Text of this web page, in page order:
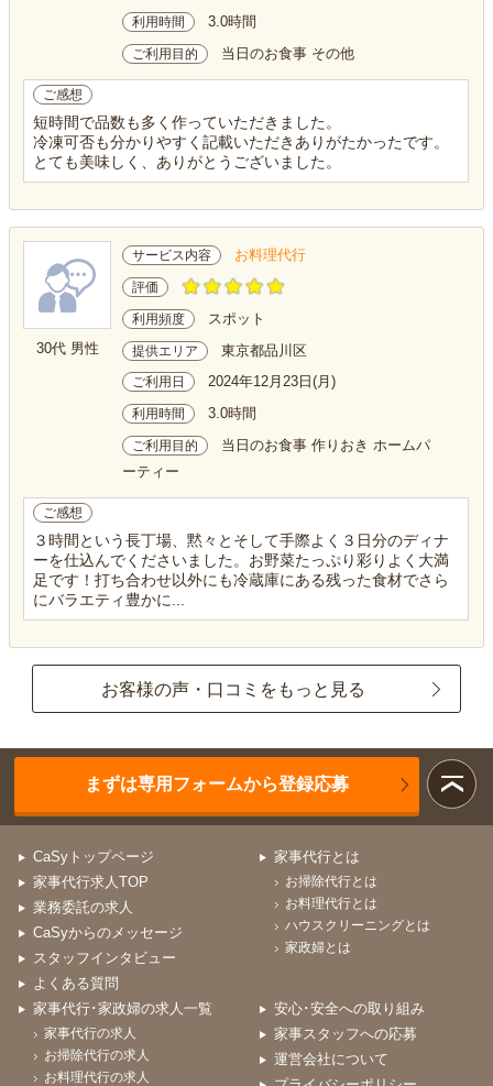
利用時間 3.0時間
ご利用目的 当日のお食事 その他
ご感想
短時間で品数も多く作っていただきました。
冷凍可否も分かりやすく記載いただきありがたかったです。
とても美味しく、ありがとうございました。
30代 男性
サービス内容 お料理代行
評価
利用頻度 スポット
提供エリア 東京都品川区
ご利用日 2024年12月23日(月)
利用時間 3.0時間
ご利用目的
当日のお食事 作りおき ホームパ
ーティー
ご感想
３時間という長丁場、黙々とそして手際よく３日分のディナ
ーを仕込んでくださいました。お野菜たっぷり彩りよく大満
足です！打ち合わせ以外にも冷蔵庫にある残った食材でさら
にバラエティ豊かに...
お客様の声・口コミをもっと見る
まずは専用フォームから登録応募
CaSyトップページ
家事代行求人TOP
業務委託の求人
CaSyからのメッセージ
スタッフインタビュー
よくある質問
家事代行とは
お掃除代行とは
お料理代行とは
ハウスクリーニングとは
家政婦とは
家事代行･家政婦の求人一覧
家事代行の求人
お掃除代行の求人
お料理代行の求人
安心･安全への取り組み
家事スタッフへの応募
運営会社について